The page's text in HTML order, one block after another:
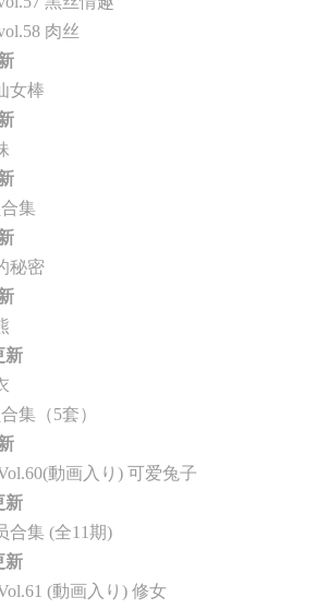
肉丝
女棒
集
秘密
新
集（5套）
動画入り) 可爱兔子
新
合集 (全11期)
新
(動画入り) 修女